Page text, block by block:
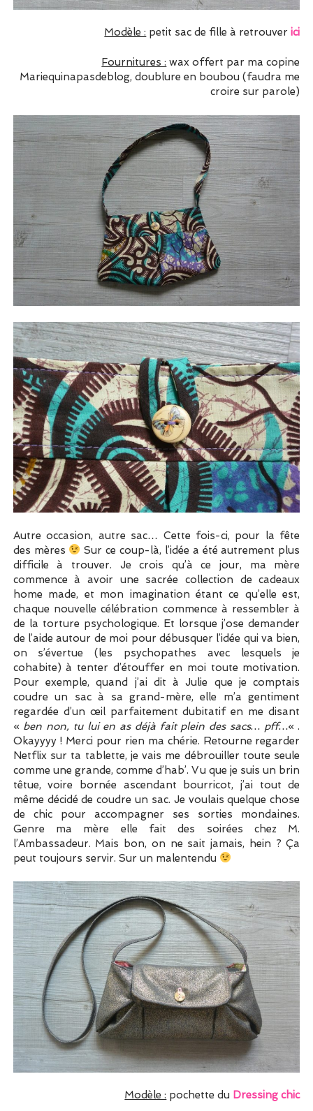
Modèle : petit sac de fille à retrouverici
Fournitures : wax offert par ma copine
Mariequinapasdeblog, doublure en boubou (faudra me
croire sur parole)
Autre occasion, autre sac… Cette fois-ci, pour la fête
des mères
Sur ce coup-là, l’idée a été autrement plus
difficile à trouver. Je crois qu’à ce jour, ma mère
commence à avoir une sacrée collection de cadeaux
home made, et mon imagination étant ce qu’elle est,
chaque nouvelle célébration commence à ressembler à
de la torture psychologique. Et lorsque j’ose demander
de l’aide autour de moi pour débusquer l’idée qui va bien,
on s’évertue (les psychopathes avec lesquels je
cohabite) à tenter d’étouffer en moi toute motivation.
Pour exemple, quand j’ai dit à Julie que je comptais
coudre un sac à sa grand-mère, elle m’a gentiment
regardée d’un œil parfaitement dubitatif en me disant
« ben non, tu lui en as déjà fait plein des sacs… pff…« .
Okayyyy ! Merci pour rien ma chérie. Retourne regarder
Netflix sur ta tablette, je vais me débrouiller toute seule
comme une grande, comme d’hab’. Vu que je suis un brin
têtue, voire bornée ascendant bourricot, j’ai tout de
même décidé de coudre un sac. Je voulais quelque chose
de chic pour accompagner ses sorties mondaines.
Genre ma mère elle fait des soirées chez M.
l’Ambassadeur. Mais bon, on ne sait jamais, hein ? Ça
peut toujours servir. Sur un malentendu
Modèle : pochette du Dressing chic